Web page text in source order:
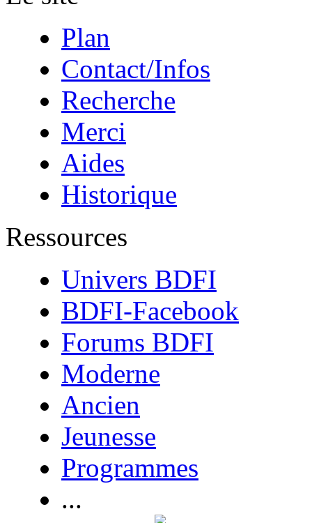
Plan
Contact/Infos
Recherche
Merci
Aides
Historique
Ressources
Univers BDFI
BDFI-Facebook
Forums BDFI
Moderne
Ancien
Jeunesse
Programmes
...